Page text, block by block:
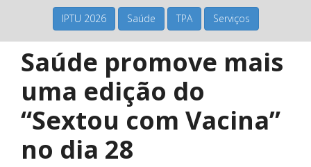
IPTU 2026 Saúde TPA Serviços
Saúde promove mais
uma edição do
“Sextou com Vacina”
no dia 28